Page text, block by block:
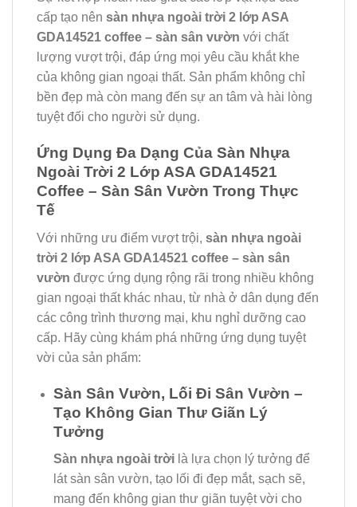
cấp tạo nên sàn nhựa ngoài trời 2 lớp ASA
GDA14521 coffee – sàn sân vườn với chất
lượng vượt trội, đáp ứng mọi yêu cầu khắt khe
của không gian ngoại thất. Sản phẩm không chỉ
bền đẹp mà còn mang đến sự an tâm và hài lòng
tuyệt đối cho người sử dụng.
Ứng Dụng Đa Dạng Của Sàn Nhựa
Ngoài Trời 2 Lớp ASA GDA14521
Coffee – Sàn Sân Vườn Trong Thực
Tế
Với những ưu điểm vượt trội, sàn nhựa ngoài
trời 2 lớp ASA GDA14521 coffee – sàn sân
vườn được ứng dụng rộng rãi trong nhiều không
gian ngoại thất khác nhau, từ nhà ở dân dụng đến
các công trình thương mại, khu nghỉ dưỡng cao
cấp. Hãy cùng khám phá những ứng dụng tuyệt
vời của sản phẩm:
Sàn Sân Vườn, Lối Đi Sân Vườn –
Tạo Không Gian Thư Giãn Lý
Tưởng
Sàn nhựa ngoài trờilà lựa chọn lý tưởng để
lát sàn sân vườn, tạo lối đi đẹp mắt, sạch sẽ,
mang đến không gian thư giãn tuyệt vời cho